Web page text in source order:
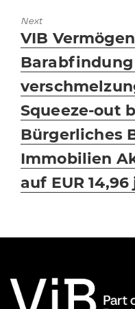
Next
Next
post:
VIB
Squeeze-out
Bürgerliches
Immobilien
auf EUR